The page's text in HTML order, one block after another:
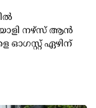
നഴ്സ് ആൻ
ഓഗസ്റ്റ് ഏഴിന്